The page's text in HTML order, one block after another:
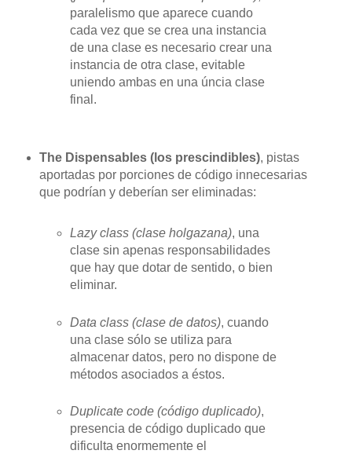
paralelismo que aparece cuando
cada vez que se crea una instancia
de una clase es necesario crear una
instancia de otra clase, evitable
uniendo ambas en una úncia clase
final.
The Dispensables (los prescindibles), pistas
aportadas por porciones de código innecesarias
que podrían y deberían ser eliminadas:
Lazy class (clase holgazana), una
clase sin apenas responsabilidades
que hay que dotar de sentido, o bien
eliminar.
Data class (clase de datos), cuando
una clase sólo se utiliza para
almacenar datos, pero no dispone de
métodos asociados a éstos.
Duplicate code (código duplicado),
presencia de código duplicado que
dificulta enormemente el